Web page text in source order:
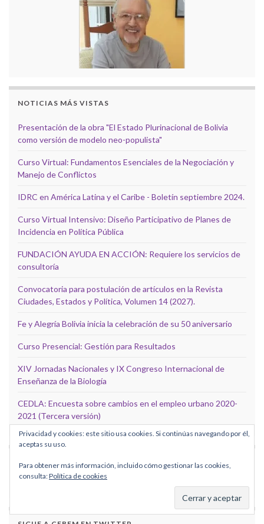
NOTICIAS MÁS VISTAS
Presentación de la obra "El Estado Plurinacional de Bolivia
como versión de modelo neo-populista"
Curso Virtual: Fundamentos Esenciales de la Negociación y
Manejo de Conflictos
IDRC en América Latina y el Caribe - Boletín septiembre 2024.
Curso Virtual Intensivo: Diseño Participativo de Planes de
Incidencia en Política Pública
FUNDACIÓN AYUDA EN ACCIÓN: Requiere los servicios de
consultoría
Convocatoria para postulación de artículos en la Revista
Ciudades, Estados y Política, Volumen 14 (2027).
Fe y Alegría Bolivia inicia la celebración de su 50 aniversario
Curso Presencial: Gestión para Resultados
XIV Jornadas Nacionales y IX Congreso Internacional de
Enseñanza de la Biología
CEDLA: Encuesta sobre cambios en el empleo urbano 2020-
2021 (Tercera versión)
SIGUE A CEBEM EN FACEBOOK
Privacidad y cookies: este sitio usa cookies. Si continúas navegando por él,
aceptas su uso.
Para obtener más información, incluido cómo gestionar las cookies,
consulta:Política de cookies